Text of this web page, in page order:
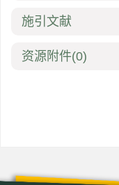
施引文献
资源附件(0)